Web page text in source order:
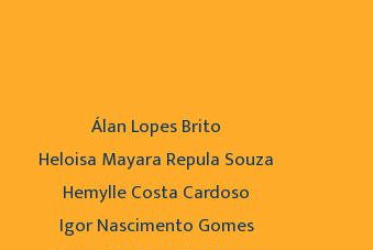
Álan Lopes Brito
Heloisa Mayara Repula Souza
Hemylle Costa Cardoso
Igor Nascimento Gomes